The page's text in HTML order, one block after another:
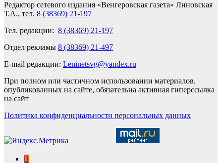
Редактор сетевого издания «Венгеровская газета» Линовская
Т.А., тел. 8 (38369) 21-197
Тел. редакции: 8 (38369) 21-197
Отдел рекламы 8 (38369) 21-497
E-mail редакции: Leninetsvg@yandex.ru
При полном или частичном использовании материалов,
опубликованных на сайте, обязательна активная гиперссылка
на сайт
Политика конфиденциальности персональных данных